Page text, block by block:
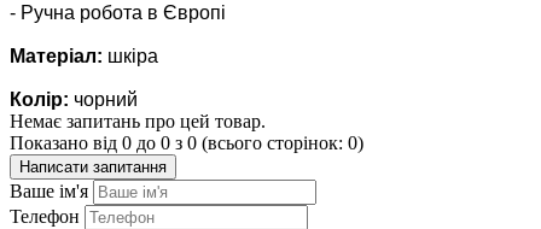
- Ручна робота в Європі
Матеріал: шкіра
Колір: чорний
Немає запитань про цей товар.
Показано від 0 до 0 з 0 (всього сторінок: 0)
Написати запитання
Ваше ім'я
Телефон